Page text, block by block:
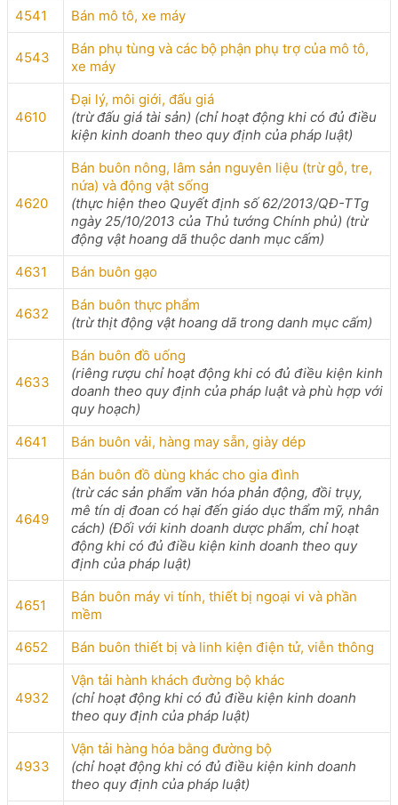
4541
Bán mô tô, xe máy
4543
Bán phụ tùng và các bộ phận phụ trợ của mô tô,
xe máy
4610
Đại lý, môi giới, đấu giá
(trừ đấu giá tài sản) (chỉ hoạt động khi có đủ điều
kiện kinh doanh theo quy định của pháp luật)
4620
Bán buôn nông, lâm sản nguyên liệu (trừ gỗ, tre,
nứa) và động vật sống
(thực hiện theo Quyết định số 62/2013/QĐ-TTg
ngày 25/10/2013 của Thủ tướng Chính phủ) (trừ
động vật hoang dã thuộc danh mục cấm)
4631
Bán buôn gạo
4632
Bán buôn thực phẩm
(trừ thịt động vật hoang dã trong danh mục cấm)
4633
Bán buôn đồ uống
(riêng rượu chỉ hoạt động khi có đủ điều kiện kinh
doanh theo quy định của pháp luật và phù hợp với
quy hoạch)
4641
Bán buôn vải, hàng may sẵn, giày dép
4649
Bán buôn đồ dùng khác cho gia đình
(trừ các sản phẩm văn hóa phản động, đồi trụy,
mê tín dị đoan có hại đến giáo dục thẩm mỹ, nhân
cách) (Đối với kinh doanh dược phẩm, chỉ hoạt
động khi có đủ điều kiện kinh doanh theo quy
định của pháp luật)
4651
Bán buôn máy vi tính, thiết bị ngoại vi và phần
mềm
4652
Bán buôn thiết bị và linh kiện điện tử, viễn thông
4932
Vận tải hành khách đường bộ khác
(chỉ hoạt động khi có đủ điều kiện kinh doanh
theo quy định của pháp luật)
4933
Vận tải hàng hóa bằng đường bộ
(chỉ hoạt động khi có đủ điều kiện kinh doanh
theo quy định của pháp luật)